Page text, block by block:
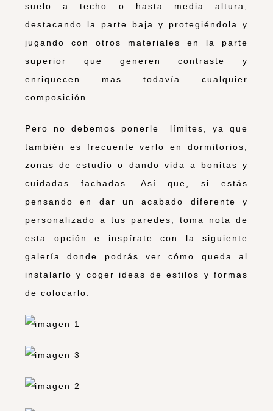
suelo a techo o hasta media altura,
destacando la parte baja y protegiéndola y
jugando con otros materiales en la parte
superior que generen contraste y
enriquecen mas todavía cualquier
composición.
Pero no debemos ponerle límites, ya que
también es frecuente verlo en dormitorios,
zonas de estudio o dando vida a bonitas y
cuidadas fachadas. Así que, si estás
pensando en dar un acabado diferente y
personalizado a tus paredes, toma nota de
esta opción e inspírate con la siguiente
galería donde podrás ver cómo queda al
instalarlo y coger ideas de estilos y formas
de colocarlo.